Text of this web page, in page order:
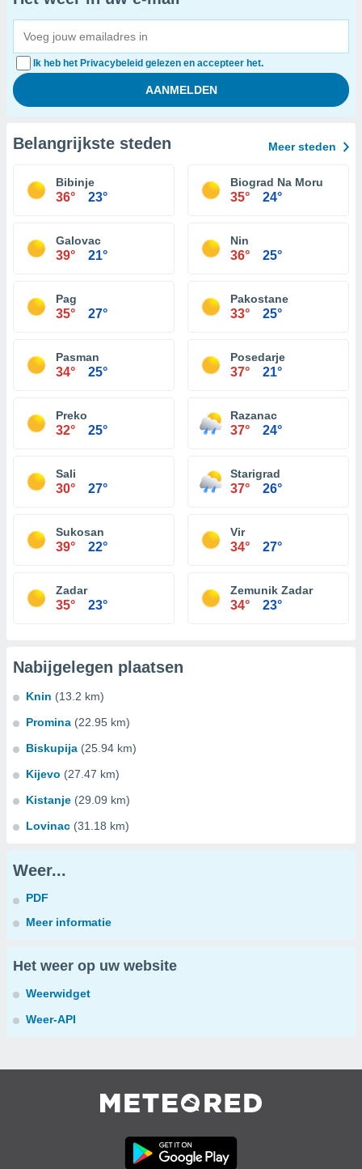
Ik heb het Privacybeleid gelezen en accepteer het.
Belangrijkste steden Meer steden
Bibinje
36° 23°
Biograd Na Moru
35° 24°
Galovac
39° 21°
Nin
36° 25°
Pag
35° 27°
Pakostane
33° 25°
Pasman
34° 25°
Posedarje
37° 21°
Preko
32° 25°
Razanac
37° 24°
Sali
30° 27°
Starigrad
37° 26°
Sukosan
39° 22°
Vir
34° 27°
Zadar
35° 23°
Zemunik Zadar
34° 23°
Nabijgelegen plaatsen
Knin (13.2 km)
Promina (22.95 km)
Biskupija (25.94 km)
Kijevo (27.47 km)
Kistanje (29.09 km)
Lovinac (31.18 km)
Weer...
PDF
Meer informatie
Het weer op uw website
Weerwidget
Weer-API